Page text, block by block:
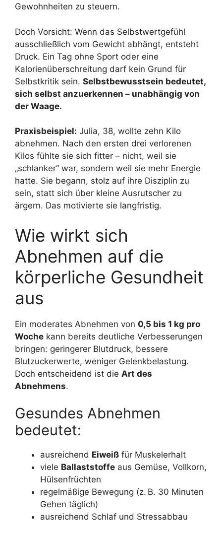
Gewohnheiten zu steuern.
Doch Vorsicht: Wenn das Selbstwertgefühl
ausschließlich vom Gewicht abhängt, entsteht
Druck. Ein Tag ohne Sport oder eine
Kalorienüberschreitung darf kein Grund für
Selbstkritik sein. Selbstbewusstsein bedeutet,
sich selbst anzuerkennen – unabhängig von
der Waage.
Praxisbeispiel: Julia, 38, wollte zehn Kilo
abnehmen. Nach den ersten drei verlorenen
Kilos fühlte sie sich fitter – nicht, weil sie
„schlanker“ war, sondern weil sie mehr Energie
hatte. Sie begann, stolz auf ihre Disziplin zu
sein, statt sich über kleine Ausrutscher zu
ärgern. Das motivierte sie langfristig.
Wie wirkt sich
Abnehmen auf die
körperliche Gesundheit
aus
Ein moderates Abnehmen von 0,5 bis 1 kg pro
Woche kann bereits deutliche Verbesserungen
bringen: geringerer Blutdruck, bessere
Blutzuckerwerte, weniger Gelenkbelastung.
Doch entscheidend ist die Art des
Abnehmens.
Gesundes Abnehmen
bedeutet:
ausreichend Eiweiß für Muskelerhalt
viele Ballaststoffe aus Gemüse, Vollkorn,
Hülsenfrüchten
regelmäßige Bewegung (z. B. 30 Minuten
Gehen täglich)
ausreichend Schlaf und Stressabbau